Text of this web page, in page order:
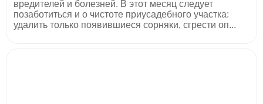
вредителей и болезней. В этот месяц следует
позаботиться и о чистоте приусадебного участка:
удалить только появившиеся сорняки, сгрести оп...